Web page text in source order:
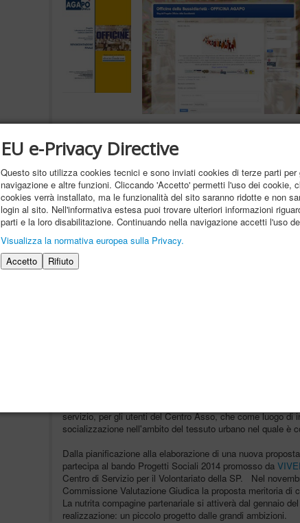
2014
servizio, per gli utenti del Centro Asso, che come luogo di
socializzazione nell'ambito del tessuto urbano nel quale è
Dalla pianificazione alla elaborazione di una nuova
partecipa al bando Progetti Sociali 2014 promosso da
Centro di Servizio per il Volontariato della SP. Nel
Commissione Valutazione Giudica la proposta meritoria di
La nutrita compagine partenariale si attiverà dal gennaio
realizzazione: un piccolo progetto dalle grandi ambizioni.
EU e-Privacy Directive
Questo sito utilizza cookies tecnici e sono inviati cookies di terze parti per
navigazione e altre funzioni. Cliccando 'Accetto' permetti l'uso dei cookie,
cookies verrà installato, ma le funzionalità del sito saranno ridotte e non
login al sito. Nell'informativa estesa puoi trovare ulteriori informazioni
parti e la loro disabilitazione. Continuando nella navigazione accetti l'uso
Visualizza la normativa europea sulla Privacy.
Accetto
Rifiuto